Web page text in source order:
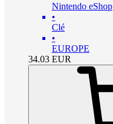
Nintendo eShop
•
Clé
•
EUROPE
34.03 EUR